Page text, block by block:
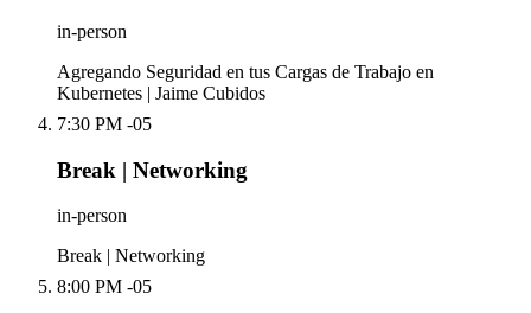
in-person
Agregando Seguridad en tus Cargas de Trabajo en
Kubernetes | Jaime Cubidos
7:30 PM -05
Break | Networking
in-person
Break | Networking
8:00 PM -05